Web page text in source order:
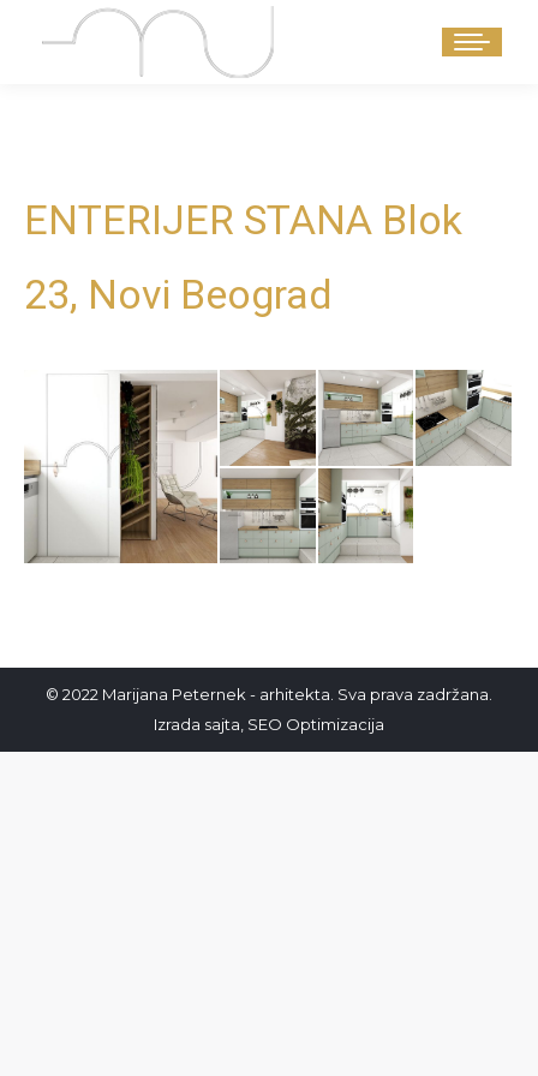
ENTERIJER STANA Blok
23, Novi Beograd
© 2022 Marijana Peternek - arhitekta. Sva prava zadržana.
Izrada sajta SEO Optimizacija